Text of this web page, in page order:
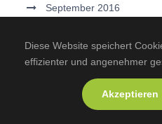
September 2016
Juni 2016
Diese Website speichert
effizienter und angenehmer
Akzeptieren